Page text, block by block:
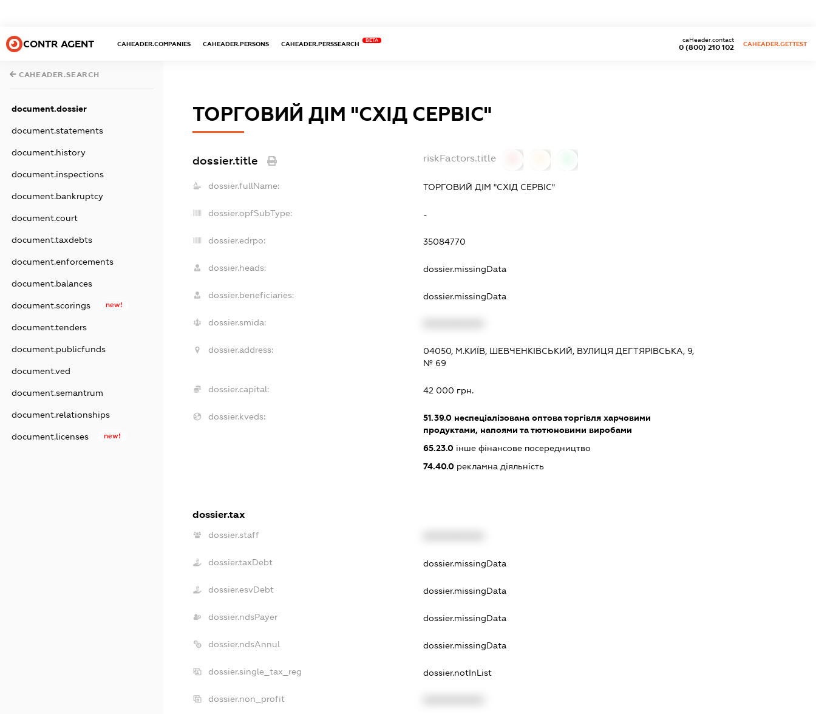
CONTR AGENT CAHEADER.COMPANIES CAHEADER.PERSONS CAHEADER.PERSSEARCH
BETA
0 (800) 210 102
caHeader.contact
CAHEADER.GETTEST
CAHEADER.SEARCH
document.dossier
document.statements
document.history
document.inspections
document.bankruptcy
document.court
document.taxdebts
document.enforcements
document.balances
document.scorings new!
document.tenders
document.publicfunds
document.ved
document.semantrum
document.relationships
document.licenses new!
ТОРГОВИЙ ДІМ "СХІД СЕРВІС"
dossier.title riskFactors.title
dossier.fullName: ТОРГОВИЙ ДІМ "СХІД СЕРВІС"
dossier.opfSubType: -
dossier.edrpo: 35084770
dossier.heads: dossier.missingData
dossier.beneficiaries: dossier.missingData
dossier.smida:
dossier.address:
04050, М.КИЇВ, ШЕВЧЕНКІВСЬКИЙ, ВУЛИЦЯ ДЕГТЯРІВСЬКА, 9,
№ 69
dossier.capital: 42 000 грн.
dossier.kveds: 51.39.0 неспеціалізована оптова торгівля харчовими
продуктами, напоями та тютюновими виробами
65.23.0 інше фінансове посередництво
74.40.0 рекламна діяльність
dossier.tax
dossier.staff
dossier.taxDebt dossier.missingData
dossier.esvDebt dossier.missingData
dossier.ndsPayer dossier.missingData
dossier.ndsAnnul dossier.missingData
dossier.single_tax_reg dossier.notInList
dossier.non_profit